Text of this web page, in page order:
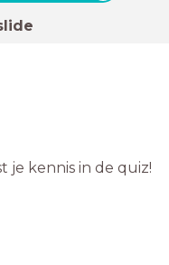
je kennis in de quiz!